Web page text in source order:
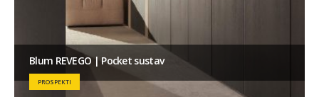
Blum REVEGO | Pocket sustav
PROSPEKTI